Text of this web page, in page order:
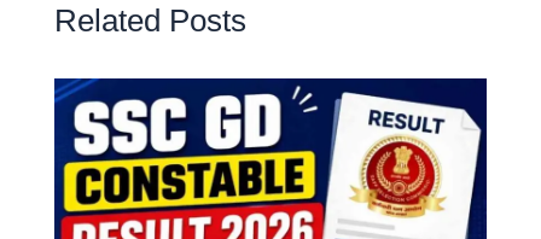
Related Posts